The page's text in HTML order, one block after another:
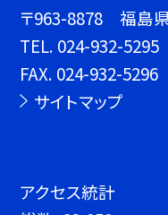
〒963-8878 福島
TEL. 024-932-5295
FAX. 024-932-5296
サイトマップ
アクセス統計